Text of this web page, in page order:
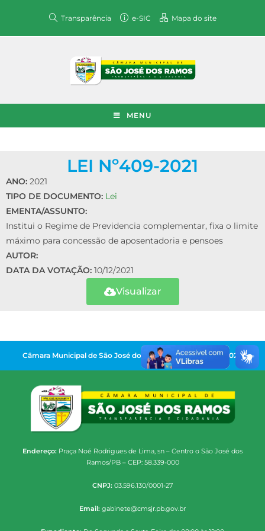
Transparência e-SIC Mapa do site
MENU
LEI Nº409-2021
ANO: 2021
TIPO DE DOCUMENTO: Lei
EMENTA/ASSUNTO:
Institui o Regime de Previdencia complementar, fixa o limite
máximo para concessão de aposentadoria e pensoes
AUTOR:
DATA DA VOTAÇÃO: 10/12/2021
Visualizar
Câmara Municipal de São José dos Ramos | Gestão 2025-2028
Endereço: Praça Noé Rodrigues de Lima, sn – Centro o São José dos
Ramos/PB – CEP: 58.339-000
CNPJ: 03.596.130/0001-27
Email: gabinete@cmsjr.pb.gov.br